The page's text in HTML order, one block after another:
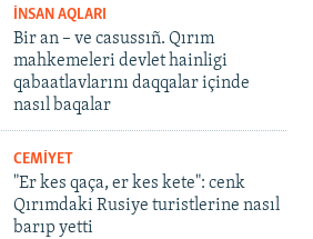
İNSAN AQLARI
Bir an – ve casussıñ. Qırım
mahkemeleri devlet hainligi
qabaatlavlarını daqqalar içinde
nasıl baqalar
CEMİYET
"Er kes qaça, er kes kete": cenk
Qırımdaki Rusiye turistlerine nasıl
barıp yetti